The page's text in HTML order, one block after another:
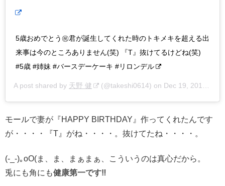
5歳おめでとう㊗️君が誕生してくれた時のトキメキを超える出
来事は今のところありません(笑) 『T』抜けてるけどね(笑)
#5歳 #姉妹 #バースデーケーキ #リロンデル
A post shared by 天野 健 (@takeshi0614) on Dec 19, 2018 at 1:00am PST
モールで妻が『HAPPY BIRTHDAY』作ってくれたんです
が・・・・『T』がね・・・・。抜けてたね・・・・。
(-_-)｡oO(ま、ま、まぁまぁ、こういうのは真心だから。
兎にも角にも健康第一です‼︎